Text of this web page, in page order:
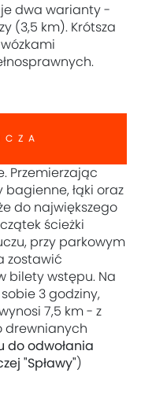
dwa warianty -
(3,5 km). Krótsza
Przemierzając
bagienne, łąki oraz
do największego
ścieżki
przy parkowym
zostawić
bilety wstępu. Na
3 godziny,
7,5 km - z
drewnianych
do odwołania
"Spławy" )